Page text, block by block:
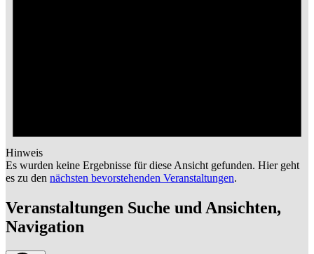
Hinweis
Es wurden keine Ergebnisse für diese Ansicht gefunden. Hier geht
es zu den nächsten bevorstehenden Veranstaltungen.
Veranstaltungen Suche und Ansichten,
Navigation